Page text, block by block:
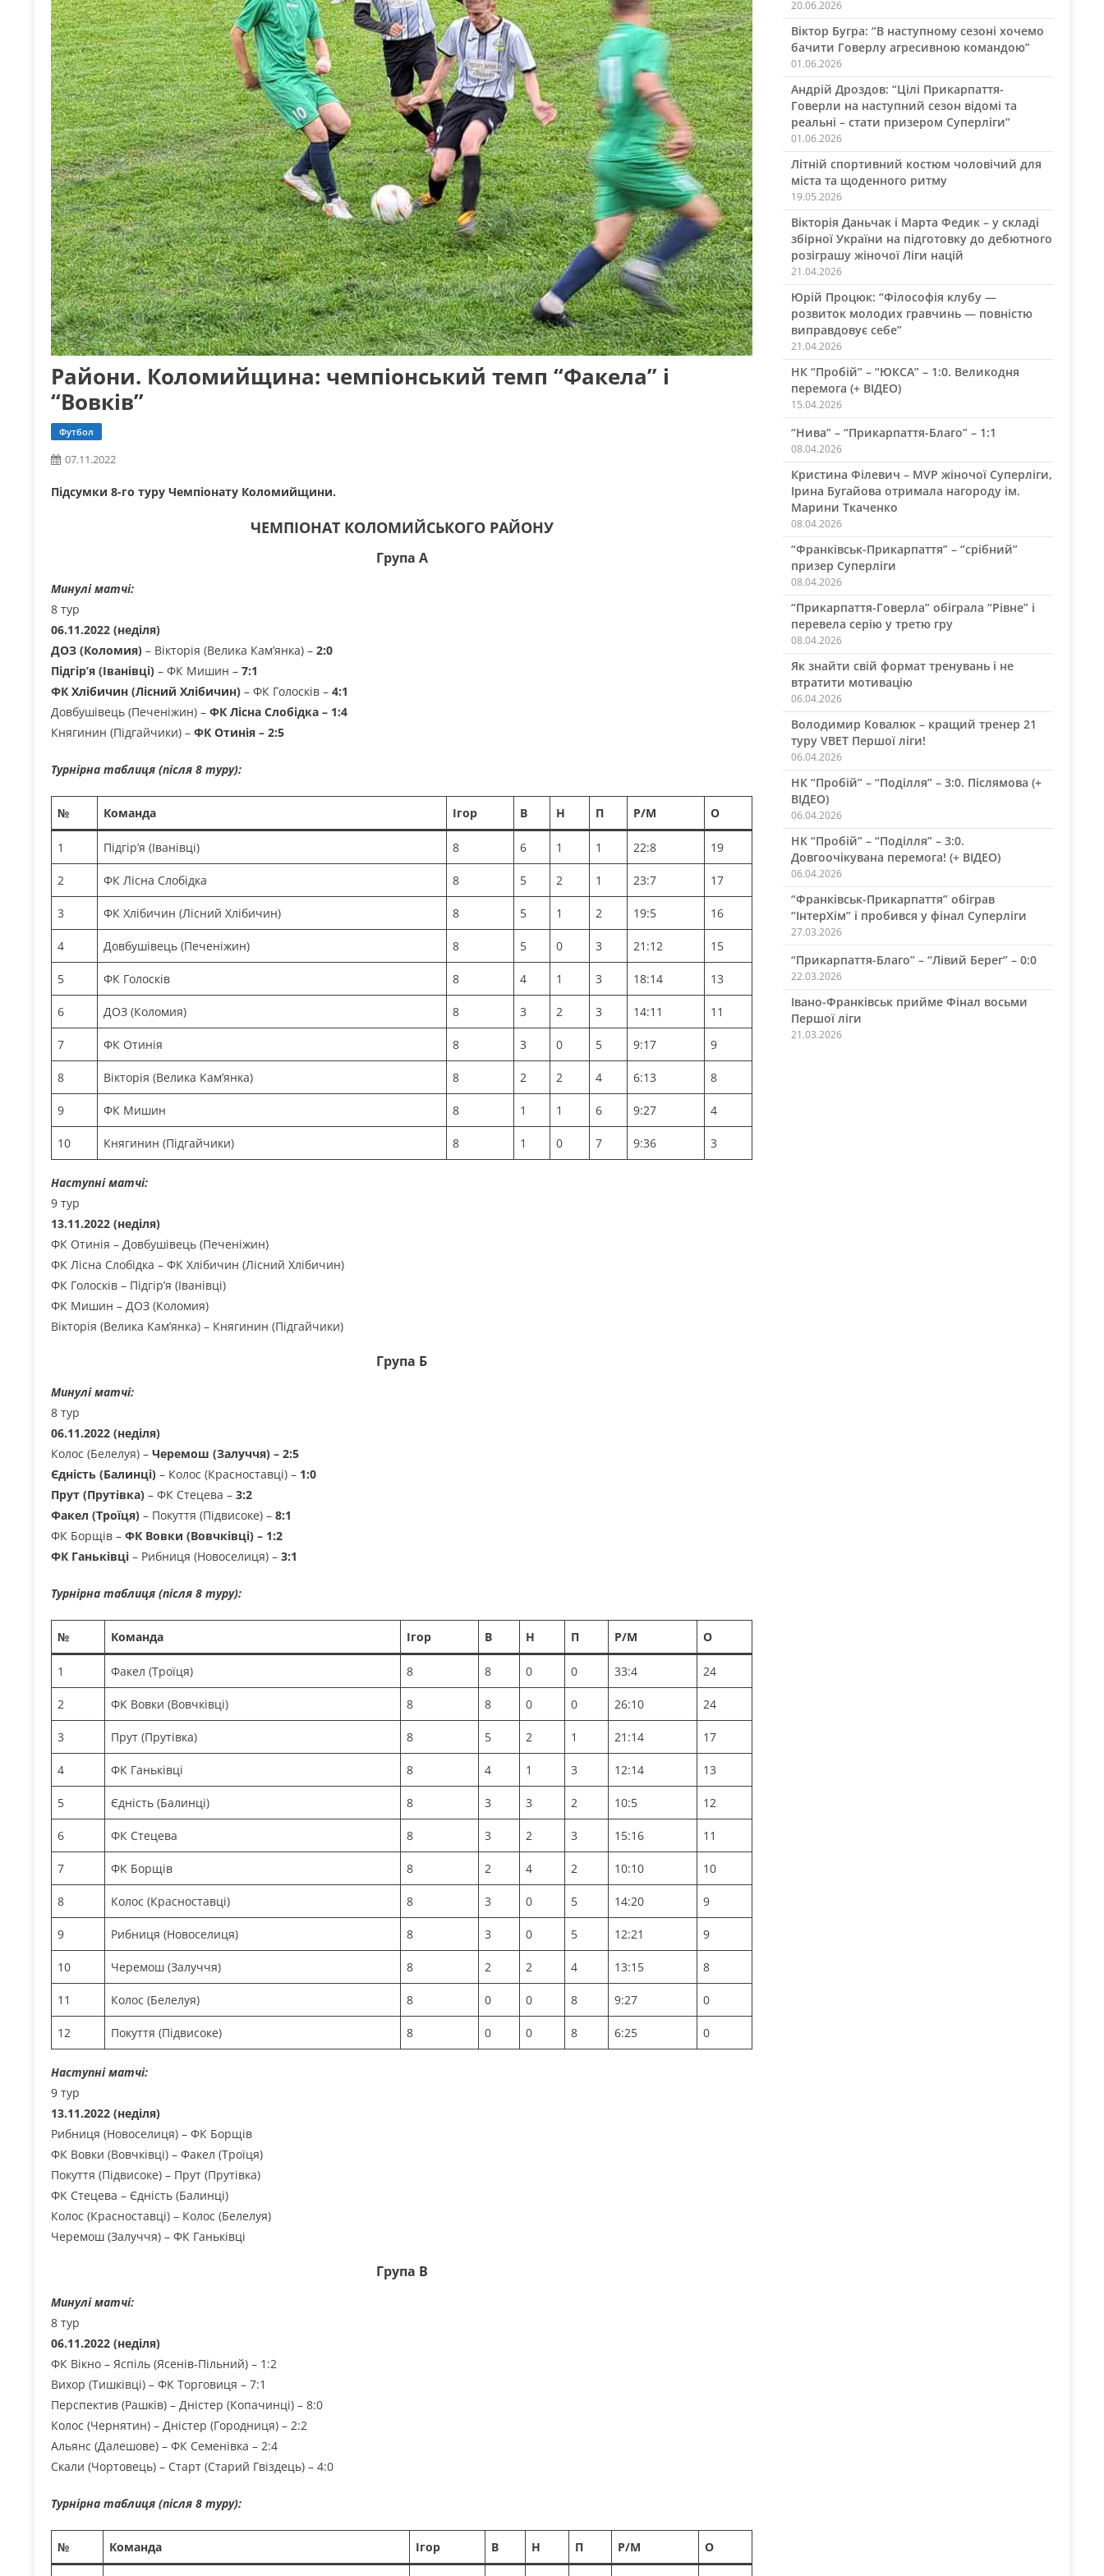
Райони. Коломийщина: чемпіонський темп “Факела” і
“Вовків”
Футбол
07.11.2022
Підсумки 8-го туру Чемпіонату Коломийщини.
ЧЕМПІОНАТ КОЛОМИЙСЬКОГО РАЙОНУ
Група А
Минулі матчі:
8 тур
06.11.2022 (неділя)
ДОЗ (Коломия) – Вікторія (Велика Кам’янка) – 2:0
Підгір’я (Іванівці) – ФК Мишин – 7:1
ФК Хлібичин (Лісний Хлібичин) – ФК Голосків – 4:1
Довбушівець (Печеніжин) – ФК Лісна Слобідка – 1:4
Княгинин (Підгайчики) – ФК Отинія – 2:5
Турнірна таблиця (після 8 туру):
№ Команда Ігор В Н П Р/М О
1 Підгір’я (Іванівці) 8 6 1 1 22:8 19
2 ФК Лісна Слобідка 8 5 2 1 23:7 17
3 ФК Хлібичин (Лісний Хлібичин) 8 5 1 2 19:5 16
4 Довбушівець (Печеніжин) 8 5 0 3 21:12 15
5 ФК Голосків 8 4 1 3 18:14 13
6 ДОЗ (Коломия) 8 3 2 3 14:11 11
7 ФК Отинія 8 3 0 5 9:17 9
8 Вікторія (Велика Кам’янка) 8 2 2 4 6:13 8
9 ФК Мишин 8 1 1 6 9:27 4
10 Княгинин (Підгайчики) 8 1 0 7 9:36 3
Наступні матчі:
9 тур
13.11.2022 (неділя)
ФК Отинія – Довбушівець (Печеніжин)
ФК Лісна Слобідка – ФК Хлібичин (Лісний Хлібичин)
ФК Голосків – Підгір’я (Іванівці)
ФК Мишин – ДОЗ (Коломия)
Вікторія (Велика Кам’янка) – Княгинин (Підгайчики)
Група Б
Минулі матчі:
8 тур
06.11.2022 (неділя)
Колос (Белелуя) – Черемош (Залуччя) – 2:5
Єдність (Балинці) – Колос (Красноставці) – 1:0
Прут (Прутівка) – ФК Стецева – 3:2
Факел (Троїця) – Покуття (Підвисоке) – 8:1
ФК Борщів – ФК Вовки (Вовчківці) – 1:2
ФК Ганьківці – Рибниця (Новоселиця) – 3:1
Турнірна таблиця (після 8 туру):
№ Команда Ігор В Н П Р/М О
1 Факел (Троїця) 8 8 0 0 33:4 24
2 ФК Вовки (Вовчківці) 8 8 0 0 26:10 24
3 Прут (Прутівка) 8 5 2 1 21:14 17
4 ФК Ганьківці 8 4 1 3 12:14 13
5 Єдність (Балинці) 8 3 3 2 10:5 12
6 ФК Стецева 8 3 2 3 15:16 11
7 ФК Борщів 8 2 4 2 10:10 10
8 Колос (Красноставці) 8 3 0 5 14:20 9
9 Рибниця (Новоселиця) 8 3 0 5 12:21 9
10 Черемош (Залуччя) 8 2 2 4 13:15 8
11 Колос (Белелуя) 8 0 0 8 9:27 0
12 Покуття (Підвисоке) 8 0 0 8 6:25 0
Наступні матчі:
9 тур
13.11.2022 (неділя)
Рибниця (Новоселиця) – ФК Борщів
ФК Вовки (Вовчківці) – Факел (Троїця)
Покуття (Підвисоке) – Прут (Прутівка)
ФК Стецева – Єдність (Балинці)
Колос (Красноставці) – Колос (Белелуя)
Черемош (Залуччя) – ФК Ганьківці
Група В
Минулі матчі:
8 тур
06.11.2022 (неділя)
ФК Вікно – Яспіль (Ясенів-Пільний) – 1:2
Вихор (Тишківці) – ФК Торговиця – 7:1
Перспектив (Рашків) – Дністер (Копачинці) – 8:0
Колос (Чернятин) – Дністер (Городниця) – 2:2
Альянс (Далешове) – ФК Семенівка – 2:4
Скали (Чортовець) – Старт (Старий Гвіздець) – 4:0
Турнірна таблиця (після 8 туру):
№ Команда Ігор В Н П Р/М О
20.06.2026
Віктор Бугра: “В наступному сезоні хочемо
бачити Говерлу агресивною командою”
01.06.2026
Андрій Дроздов: “Цілі Прикарпаття-
Говерли на наступний сезон відомі та
реальні – стати призером Суперліги”
01.06.2026
Літній спортивний костюм чоловічий для
міста та щоденного ритму
19.05.2026
Вікторія Даньчак і Марта Федик – у складі
збірної України на підготовку до дебютного
розіграшу жіночої Ліги націй
21.04.2026
Юрій Процюк: “Філософія клубу —
розвиток молодих гравчинь — повністю
виправдовує себе”
21.04.2026
НК “Пробій” – “ЮКСА” – 1:0. Великодня
перемога (+ ВІДЕО)
15.04.2026
“Нива” – “Прикарпаття-Благо” – 1:1
08.04.2026
Кристина Філевич – MVP жіночої Суперліги,
Ірина Бугайова отримала нагороду ім.
Марини Ткаченко
08.04.2026
“Франківськ-Прикарпаття” – “срібний”
призер Суперліги
08.04.2026
“Прикарпаття-Говерла” обіграла “Рівне” і
перевела серію у третю гру
08.04.2026
Як знайти свій формат тренувань і не
втратити мотивацію
06.04.2026
Володимир Ковалюк – кращий тренер 21
туру VBET Першої ліги!
06.04.2026
НК “Пробій” – “Поділля” – 3:0. Післямова (+
ВІДЕО)
06.04.2026
НК “Пробій” – “Поділля” – 3:0.
Довгоочікувана перемога! (+ ВІДЕО)
06.04.2026
“Франківськ-Прикарпаття” обіграв
“ІнтерХім” і пробився у фінал Суперліги
27.03.2026
“Прикарпаття-Благо” – “Лівий Берег” – 0:0
22.03.2026
Івано-Франківськ прийме Фінал восьми
Першої ліги
21.03.2026